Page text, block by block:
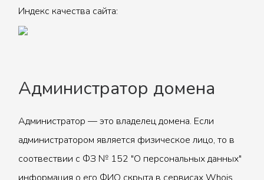
Индекс качества сайта:
Администратор домена
Администратор — это владелец домена. Если
администратором является физическое лицо, то в
соотвествии с ФЗ № 152 "О персональных данных"